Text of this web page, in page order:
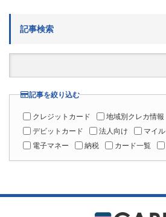
記事検索
検
記事を絞り込む
クレジットカード 地域別クレカ情報
デビットカード
法人向け マイル
電子マネー
納税 カード一覧